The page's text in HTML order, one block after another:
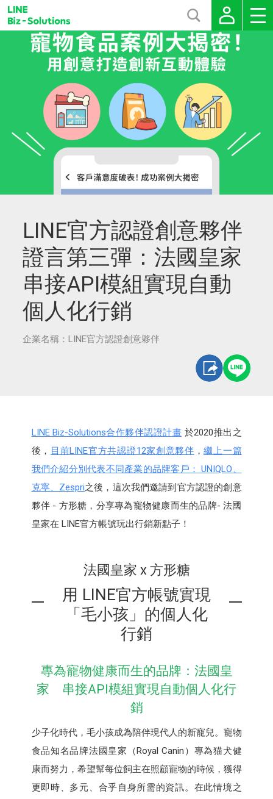
LINE官方認證創意夥伴
證言第三彈：法國皇家
串接API模組實現自動
個人化行銷
企業名稱：LINE官方認證創意夥伴
LINE Biz-Solutions合作夥伴認證計畫 於2020推出之
後， 目前LINE官方共認證12家創意夥伴 ，繼上一篇
我們介紹分別代表不同產業的品牌客戶： UNIQLO、
克寧、Zespri之後，這次我們邀請到官方認證的創意
夥伴 - 方形糖，分享專為寵物健康而生的品牌- 法國
皇家在 LINE官方帳號玩出行銷新點子！
法國皇家 x 方形糖
用 LINE官方帳號實現
「毛小孩」的個人化
行銷
專為寵物健康而生的品牌：法國皇
家 串接API模組實現自動個人化行
銷
少子化時代，毛小孩成為陪伴現代人的新寵兒。寵物
食品知名品牌法國皇家（Royal Canin）專為猫犬健
康而努力，希望幫每位飼主在照顧寵物的時候，獲得
更即時、多元、合乎自身所需的資訊。在此情境之